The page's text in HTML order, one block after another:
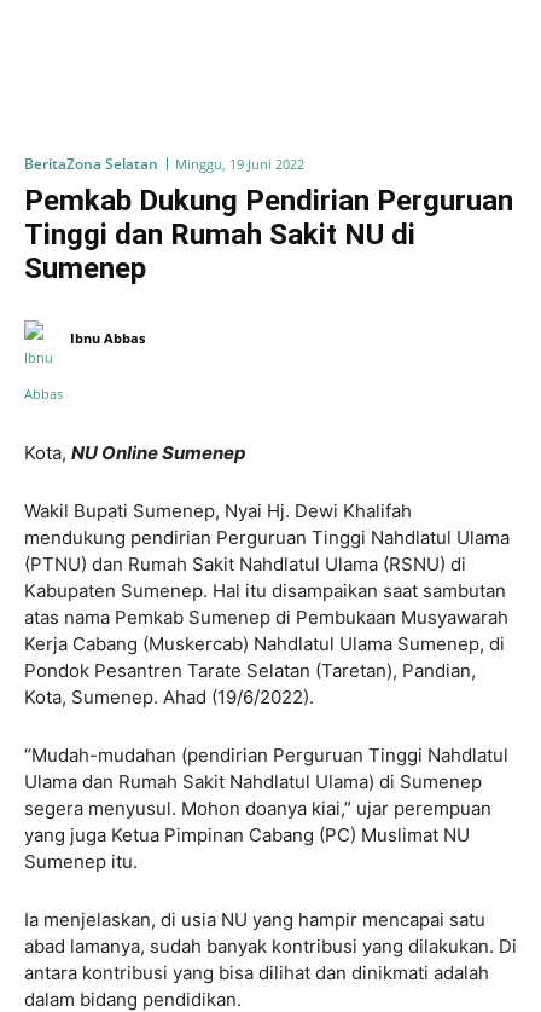
BeritaZona Selatan Minggu, 19 Juni 2022
Pemkab Dukung Pendirian Perguruan
Tinggi dan Rumah Sakit NU di
Sumenep
Ibnu Abbas
Kota, NU Online Sumenep
Wakil Bupati Sumenep, Nyai Hj. Dewi Khalifah
mendukung pendirian Perguruan Tinggi Nahdlatul Ulama
(PTNU) dan Rumah Sakit Nahdlatul Ulama (RSNU) di
Kabupaten Sumenep. Hal itu disampaikan saat sambutan
atas nama Pemkab Sumenep di Pembukaan Musyawarah
Kerja Cabang (Muskercab) Nahdlatul Ulama Sumenep, di
Pondok Pesantren Tarate Selatan (Taretan), Pandian,
Kota, Sumenep. Ahad (19/6/2022).
“Mudah-mudahan (pendirian Perguruan Tinggi Nahdlatul
Ulama dan Rumah Sakit Nahdlatul Ulama) di Sumenep
segera menyusul. Mohon doanya kiai,” ujar perempuan
yang juga Ketua Pimpinan Cabang (PC) Muslimat NU
Sumenep itu.
Ia menjelaskan, di usia NU yang hampir mencapai satu
abad lamanya, sudah banyak kontribusi yang dilakukan. Di
antara kontribusi yang bisa dilihat dan dinikmati adalah
dalam bidang pendidikan.